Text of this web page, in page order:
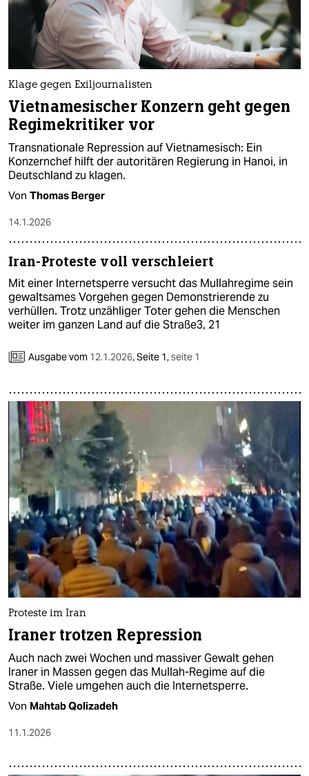
Klage gegen Exiljournalisten
Vietnamesischer Konzern geht gegen
Regimekritiker vor
Transnationale Repression auf Vietnamesisch: Ein
Konzernchef hilft der autoritären Regierung in Hanoi, in
Deutschland zu klagen.
Von Thomas Berger
14.1.2026
Iran-Proteste voll verschleiert
Mit einer Internetsperre versucht das Mullahregime sein
gewaltsames Vorgehen gegen Demonstrierende zu
verhüllen. Trotz unzähliger Toter gehen die Menschen
weiter im ganzen Land auf die Straße3, 21
Ausgabe vom 12.1.2026,Seite 1,seite 1
Proteste im Iran
Iraner trotzen Repression
Auch nach zwei Wochen und massiver Gewalt gehen
Iraner in Massen gegen das Mullah-Regime auf die
Straße. Viele umgehen auch die Internetsperre.
Von Mahtab Qolizadeh
11.1.2026